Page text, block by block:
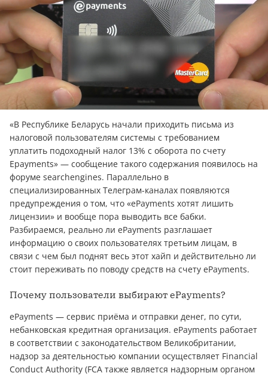
«В Республике Беларусь начали приходить письма из
налоговой пользователям системы с требованием
уплатить подоходный налог 13% с оборота по счету
Epayments» — сообщение такого содержания появилось на
форуме searchengines. Параллельно в
специализированных Телеграм-каналах появляются
предупреждения о том, что «ePayments хотят лишить
лицензии» и вообще пора выводить все бабки.
Разбираемся, реально ли ePayments разглашает
информацию о своих пользователях третьим лицам, в
связи с чем был поднят весь этот хайп и действительно ли
стоит переживать по поводу средств на счету ePayments.
Почему пользователи выбирают ePayments?
ePayments — сервис приёма и отправки денег, по сути,
небанковская кредитная организация. ePayments работает
в соответствии с законодательством Великобритании,
надзор за деятельностью компании осуществляет Financial
Conduct Authority (FCA также является надзорным органом